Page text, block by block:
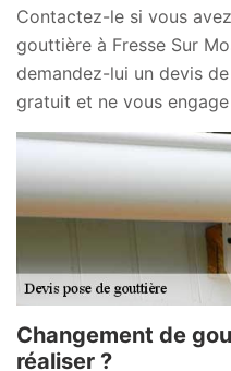
Contactez-le si vous
gouttière à Fresse Sur
demandez-lui un devis
gratuit et ne vous engage
Changement de
réaliser ?